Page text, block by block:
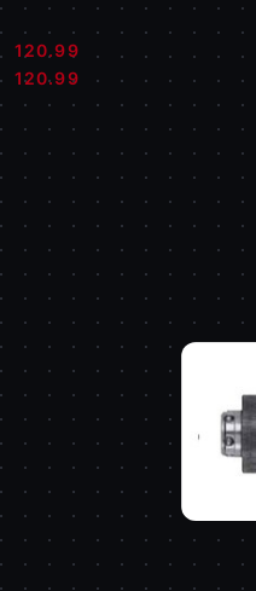
Cena:
120.99
Cena:
120.99